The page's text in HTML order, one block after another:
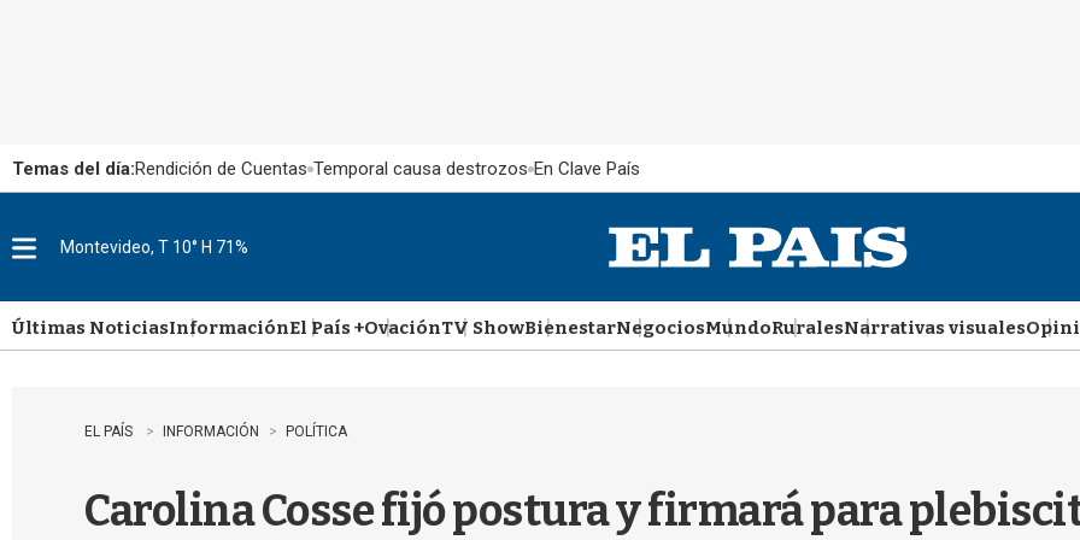
Temas del día:Rendición de Cuentas Temporal causa destrozos En Clave País
u
Montevideo, T 10° H 71%
Últimas NoticiasInformaciónEl País +OvaciónTV ShowBienestarNegociosMundoRuralesNarrativas visuales
EL PAÍS INFORMACIÓN POLÍTICA
Carolina Cosse fijó postura y firmará para